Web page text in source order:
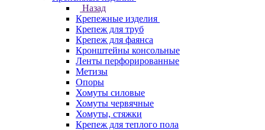
Назад
Крепежные изделия
Крепеж для труб
Крепеж для фаянса
Кронштейны консольные
Ленты перфорированные
Метизы
Опоры
Хомуты силовые
Хомуты червячные
Хомуты, стяжки
Крепеж для теплого пола